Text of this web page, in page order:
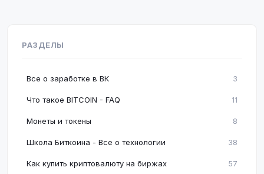
РАЗДЕЛЫ
Все о заработке в ВК 3
Что такое BITCOIN - FAQ 11
Монеты и токены 8
Школа Биткоина - Все о технологии 38
Как купить криптовалюту на биржах 57